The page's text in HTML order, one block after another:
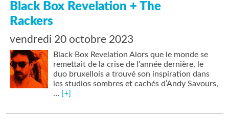
Black Box Revelation + The
Rackers
vendredi 20 octobre 2023
Black Box Revelation Alors que le monde se
remettait de la crise de l’année dernière, le
duo bruxellois a trouvé son inspiration dans
les studios sombres et cachés d’Andy Savours,
… [+]